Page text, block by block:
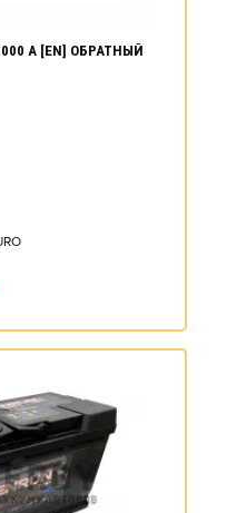
1000 А [EN] ОБРАТНЫЙ